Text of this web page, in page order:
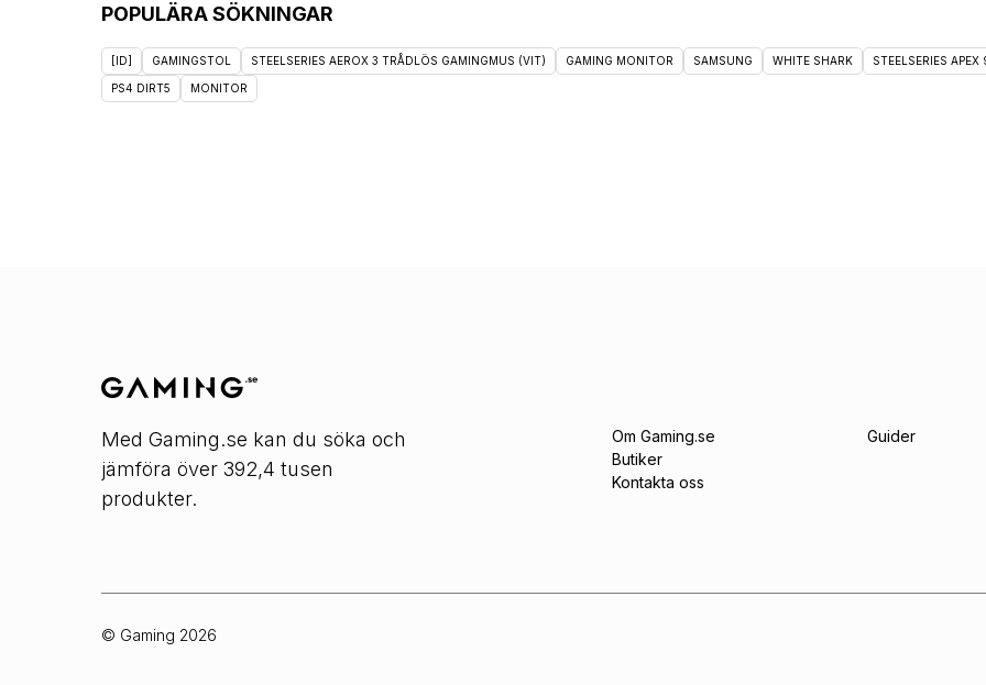
POPULÄRA SÖKNINGAR
[ID] GAMINGSTOL STEELSERIES AEROX 3 TRÅDLÖS GAMINGMUS (VIT) GAMING MONITOR SAMSUNG WHITE SHARK STEELSERIES
PS4 DIRT5 MONITOR
Med Gaming.se kan du söka och
jämföra över 392,4 tusen
produkter.
Om Gaming.se
Butiker
Kontakta oss
Guider
© Gaming 2026